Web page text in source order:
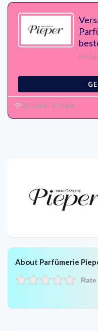
No
22 Used - 0 Today
About Parfümerie